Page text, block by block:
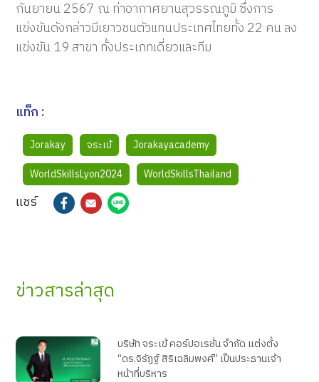
กันยายน 2567 ณ ท่าอากาศยานสุวรรณภูมิ ซึ่งการ
แข่งขันดังกล่าวมีเยาวชนตัวแทนประเทศไทยทั้ง 22 คน ลง
แข่งขัน 19 สาขา ทั้งประเภทเดี่ยวและทีม
แท็ก :
Jorakay จระเข้
Jorakayacademy
WorldSkillsLyon2024
WorldSkillsThailand
แชร์
ข่าวสารล่าสุด
บริษัท จระเข้ คอร์ปอเรชั่น จำกัด แต่งตั้ง
“ดร.จิรัฏฐ์ สิริเฉลิมพงศ์” เป็นประธานเจ้า
หน้าที่บริหาร